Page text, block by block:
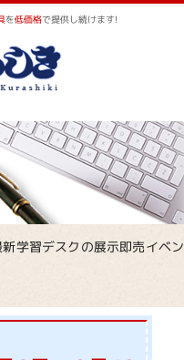
を低価格で提供し続けます!
学習デスクの展示即売イベン